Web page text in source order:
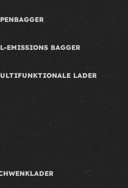
EMISSIONS BAGGER
LADER